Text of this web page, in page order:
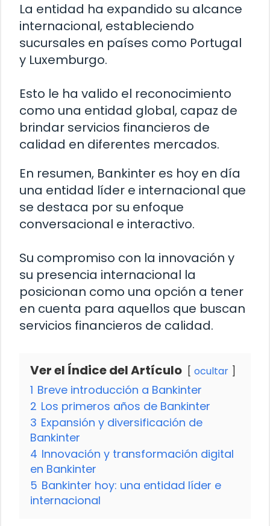
La entidad ha expandido su alcance
internacional, estableciendo
sucursales en países como Portugal
y Luxemburgo.
Esto le ha valido el reconocimiento
como una entidad global, capaz de
brindar servicios financieros de
calidad en diferentes mercados.
En resumen, Bankinter es hoy en día
una entidad líder e internacional que
se destaca por su enfoque
conversacional e interactivo.
Su compromiso con la innovación y
su presencia internacional la
posicionan como una opción a tener
en cuenta para aquellos que buscan
servicios financieros de calidad.
Ver el Índice del Artículo ocultar
1 Breve introducción a Bankinter
2 Los primeros años de Bankinter
3 Expansión y diversificación de
Bankinter
4 Innovación y transformación digital
en Bankinter
5 Bankinter hoy: una entidad líder e
internacional